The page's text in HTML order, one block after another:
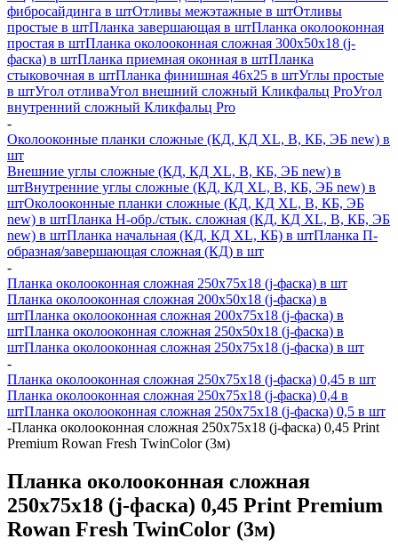
фибросайдинга в штОтливы межэтажные в штОтливы
простые в штПланка завершающая в штПланка околооконная
простая в штПланка околооконная сложная 300х50х18 (j-
фаска) в штПланка приемная оконная в штПланка
стыковочная в штПланка финишная 46х25 в штУглы простые
в штУгол отливаУгол внешний сложный Кликфальц ProУгол
внутренний сложный Кликфальц Pro
-
Околооконные планки сложные (КД, КД XL, В, КБ, ЭБ new) в
шт
Внешние углы сложные (КД, КД XL, В, КБ, ЭБ new) в
штВнутренние углы сложные (КД, КД XL, В, КБ, ЭБ new) в
штОколооконные планки сложные (КД, КД XL, В, КБ, ЭБ
new) в штПланка H-обр./стык. сложная (КД, КД XL, В, КБ, ЭБ
new) в штПланка начальная (КД, КД XL, КБ) в штПланка П-
образная/завершающая сложная (КД) в шт
-
Планка околооконная сложная 250х75х18 (j-фаска) в шт
Планка околооконная сложная 200х50х18 (j-фаска) в
штПланка околооконная сложная 200х75х18 (j-фаска) в
штПланка околооконная сложная 250х50х18 (j-фаска) в
штПланка околооконная сложная 250х75х18 (j-фаска) в шт
-
Планка околооконная сложная 250х75х18 (j-фаска) 0,45 в шт
Планка околооконная сложная 250х75х18 (j-фаска) 0,4 в
штПланка околооконная сложная 250х75х18 (j-фаска) 0,5 в шт
-Планка околооконная сложная 250х75х18 (j-фаска) 0,45 Print
Premium Rowan Fresh TwinColor (3м)
Планка околооконная сложная
250х75х18 (j-фаска) 0,45 Print Premium
Rowan Fresh TwinColor (3м)